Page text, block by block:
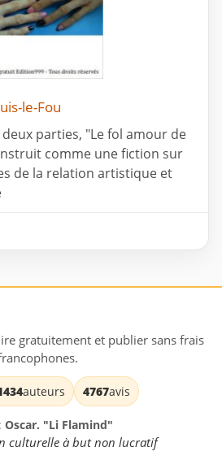
le-Fou
parties, "Le fol amour de
comme une fiction sur
de la relation artistique et
gratuitement et publier sans frais
auteurs 4767avis
Oscar. "Li Flamind"
culturelle à but non lucratif